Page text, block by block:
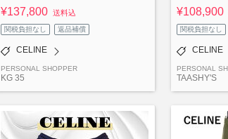
¥137,800 送料込
関税負担なし 返品補償
CELINE
PERSONAL SHOPPER
KG 35
¥108,900
関税負担なし
CELINE
PERSONAL
TAASHY'S